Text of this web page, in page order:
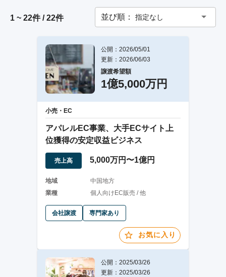
1 ~ 22件 / 22件 並び順： 指定なし
公開：2026/05/01
更新：2026/06/03
譲渡希望額
1億5,000万円
小売・EC
アパレルEC事業、大手ECサイト上
位獲得の安定収益ビジネス
売上高 5,000万円〜1億円
地域
中国地方
業種
個人向けEC販売 / 他
会社譲渡 専門家あり
お気に入り
公開：2025/03/26
更新：2025/03/26